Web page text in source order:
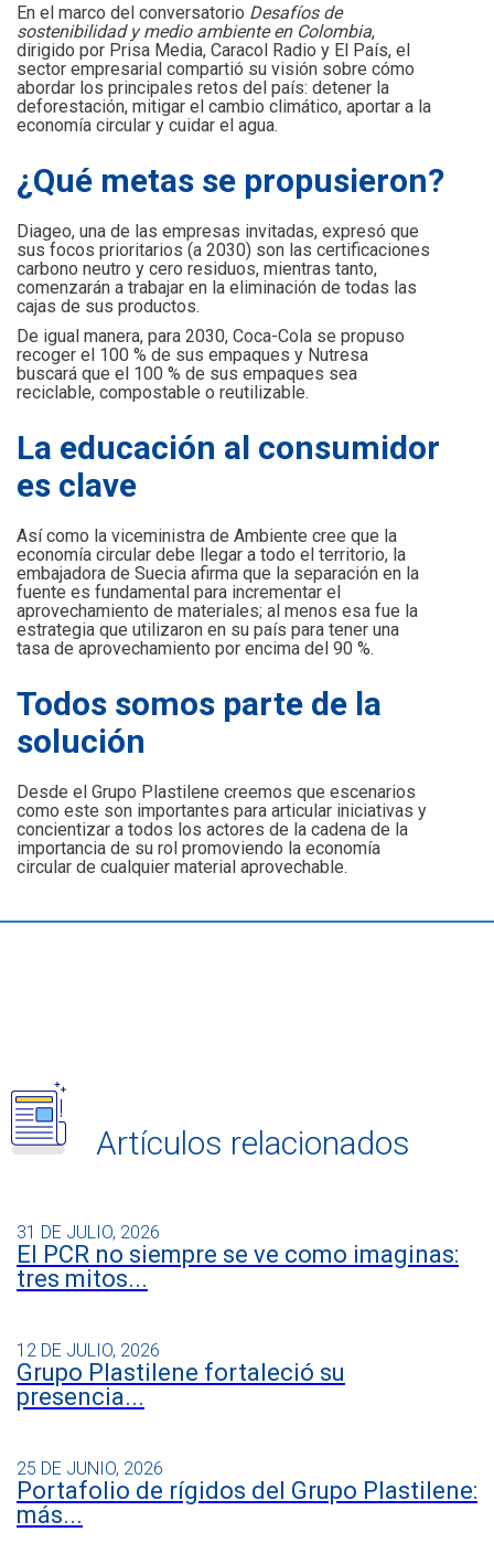
En el marco del conversatorio Desafíos de
sostenibilidad y medio ambiente en Colombia,
dirigido por Prisa Media, Caracol Radio y El País, el
sector empresarial compartió su visión sobre cómo
abordar los principales retos del país: detener la
deforestación, mitigar el cambio climático, aportar a la
economía circular y cuidar el agua.
¿Qué metas se propusieron?
Diageo, una de las empresas invitadas, expresó que
sus focos prioritarios (a 2030) son las certificaciones
carbono neutro y cero residuos, mientras tanto,
comenzarán a trabajar en la eliminación de todas las
cajas de sus productos.
De igual manera, para 2030, Coca-Cola se propuso
recoger el 100 % de sus empaques y Nutresa
buscará que el 100 % de sus empaques sea
reciclable, compostable o reutilizable.
La educación al consumidor
es clave
Así como la viceministra de Ambiente cree que la
economía circular debe llegar a todo el territorio, la
embajadora de Suecia afirma que la separación en la
fuente es fundamental para incrementar el
aprovechamiento de materiales; al menos esa fue la
estrategia que utilizaron en su país para tener una
tasa de aprovechamiento por encima del 90 %.
Todos somos parte de la
solución
Desde el Grupo Plastilene creemos que escenarios
como este son importantes para articular iniciativas y
concientizar a todos los actores de la cadena de la
importancia de su rol promoviendo la economía
circular de cualquier material aprovechable.
Artículos relacionados
31 DE JULIO, 2026
El PCR no siempre se ve como imaginas:
tres mitos...
12 DE JULIO, 2026
Grupo Plastilene fortaleció su
presencia...
25 DE JUNIO, 2026
Portafolio de rígidos del Grupo Plastilene:
más...